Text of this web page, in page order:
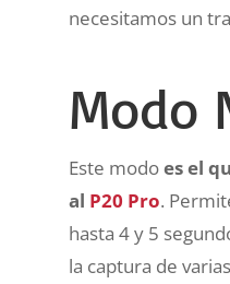
necesitamos un
Modo
Este modoes el
al P20 Pro.
hasta 4 y 5
la captura de